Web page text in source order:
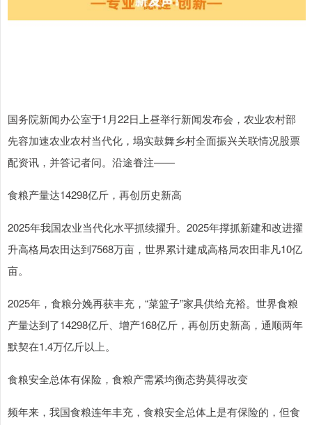
国务院新闻办公室于1月22日上昼举行新闻发布会，农业农村部
先容加速农业农村当代化，塌实鼓舞乡村全面振兴关联情况股票
配资讯，并答记者问。沿途眷注——
食粮产量达14298亿斤，再创历史新高
2025年我国农业当代化水平抓续擢升。2025年撑抓新建和改进擢
升高格局农田达到7568万亩，世界累计建成高格局农田非凡10亿
亩。
2025年，食粮分娩再获丰充，“菜篮子”家具供给充裕。世界食粮
产量达到了14298亿斤、增产168亿斤，再创历史新高，通顺两年
默契在1.4万亿斤以上。
食粮安全总体有保险，食粮产需紧均衡态势莫得改变
频年来，我国食粮连年丰充，食粮安全总体上是有保险的，但食